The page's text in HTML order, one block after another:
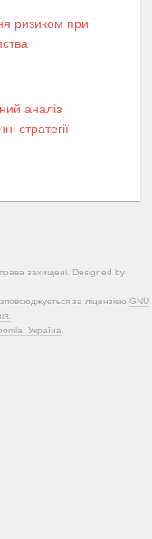
ризиком при
аналіз
стратегії
захищені. Designed by
за ліцензією GNU
Україна